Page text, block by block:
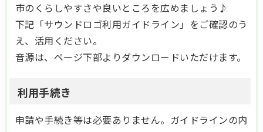
市のくらしやすさや良いところを広めましょう♪
下記「サウンドロゴ利用ガイドライン」をご確認のう
え、活用ください。
音源は、ページ下部よりダウンロードいただけます。
利用手続き
申請や手続き等は必要ありません。ガイドラインの内